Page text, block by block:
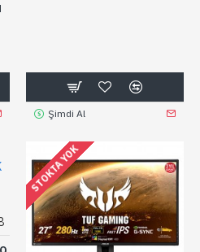
Şimdi Al
STOKTA YOK